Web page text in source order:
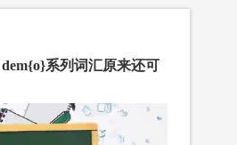
系列词汇原来还可